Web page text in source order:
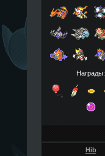
Награды:
Hib